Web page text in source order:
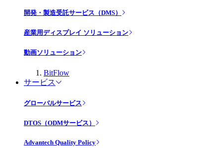
開発・製造受託サービス（DMS）
産業用ディスプレイ ソリューション
動画ソリューション
BitFlow
サービス
グローバルサービス
DTOS（ODMサービス）
Advantech Quality Policy